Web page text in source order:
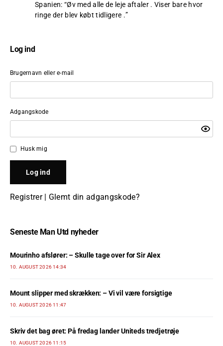
Spanien: “Øv med alle de leje aftaler . Viser bare hvor
ringe der blev købt tidligere .”
Log ind
Brugernavn eller e-mail
Adgangskode
Husk mig
Registrer| Glemt din adgangskode?
Seneste Man Utd nyheder
Mourinho afslører: – Skulle tage over for Sir Alex
10. AUGUST 2026 14:34
Mount slipper med skrækken: – Vi vil være forsigtige
10. AUGUST 2026 11:47
Skriv det bag øret: På fredag lander Uniteds tredjetrøje
10. AUGUST 2026 11:15